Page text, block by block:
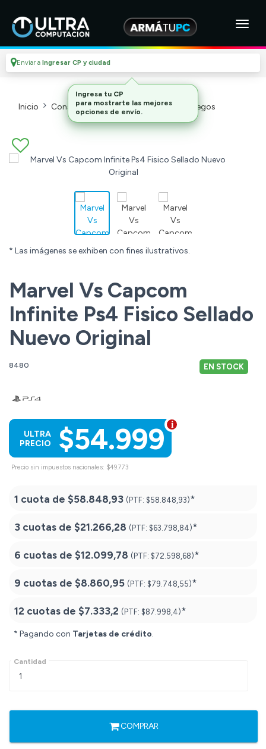
Enviar a Ingresar CP y ciudad
Inicio Consolas Y Videojuegos_2 Videojuegos
* Las imágenes se exhiben con fines ilustrativos.
Marvel Vs Capcom
Infinite Ps4 Fisico Sellado
Nuevo Original
8480 EN STOCK
$54.999
ULTRA
PRECIO
Precio sin impuestos nacionales: $49.773
1 cuota de $58.848,93 (PTF: $58.848,93)*
3 cuotas de $21.266,28 (PTF: $63.798,84)*
6 cuotas de $12.099,78 (PTF: $72.598,68)*
9 cuotas de $8.860,95 (PTF: $79.748,55)*
12 cuotas de $7.333,2 (PTF: $87.998,4)*
* Pagando con Tarjetas de crédito.
Cantidad
COMPRAR